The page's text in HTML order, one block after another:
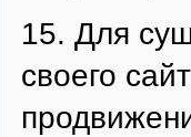
15. Для
своего